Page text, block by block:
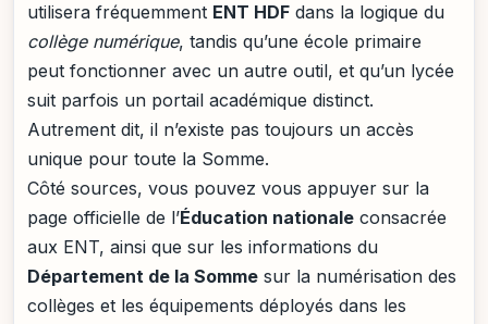
utilisera fréquemment ENT HDF dans la logique du
collège numérique, tandis qu’une école primaire
peut fonctionner avec un autre outil, et qu’un lycée
suit parfois un portail académique distinct.
Autrement dit, il n’existe pas toujours un accès
unique pour toute la Somme.
Côté sources, vous pouvez vous appuyer sur la
page officielle de l’Éducation nationale consacrée
aux ENT, ainsi que sur les informations du
Département de la Somme sur la numérisation des
collèges et les équipements déployés dans les